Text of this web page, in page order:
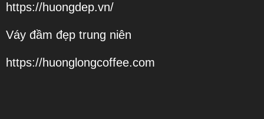
https://huongdep.vn/
Váy đầm đẹp trung niên
https://huonglongcoffee.com